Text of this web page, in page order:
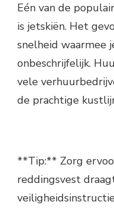
Eén van de
is jetskiën. Het
snelheid waarmee
onbeschrijfelijk.
vele
de prachtige
**Tip:** Zorg
reddingsvest